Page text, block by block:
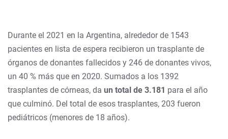
Durante el 2021 en la Argentina, alrededor de 1543
pacientes en lista de espera recibieron un trasplante de
órganos de donantes fallecidos y 246 de donantes vivos,
un 40 % más que en 2020. Sumados a los 1392
trasplantes de córneas, da un total de 3.181 para el año
que culminó. Del total de esos trasplantes, 203 fueron
pediátricos (menores de 18 años).